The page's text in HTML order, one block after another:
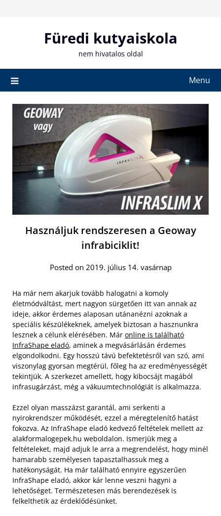
Füredi kutyaiskola
nem hivatalos oldal
Menu
Használjuk rendszeresen a Geoway
infrabiciklit!
Posted on 2019. július 14. vasárnap
Ha már nem akarjuk tovább halogatni a komoly
életmódváltást, mert nagyon sürgetően itt van annak az
ideje, akkor érdemes alaposan utánanézni azoknak a
speciális készülékeknek, amelyek biztosan a hasznunkra
lesznek a célunk elérésében. Már online is található
InfraShape eladó, aminek a megvásárlásán érdemes
elgondolkodni. Egy hosszú távú befektetésről van szó, ami
viszonylag gyorsan megtérül, főleg ha az eredményességét
tekintjük. A szerkezet amellett, hogy kibocsájt magából
infrasugárzást, még a vákuumtechnológiát is alkalmazza.
Ezzel olyan masszázst garantál, ami serkenti a
nyirokrendszer működését, ezzel a méregtelenítő hatást
fokozva. Az InfraShape eladó kedvező feltételek mellett az
alakformalogepek.hu weboldalon. Ismerjük meg a
feltételeket, majd adjuk le arra a megrendelést, hogy minél
hamarabb személyesen tapasztalhassuk meg a
hatékonyságát. Ha már található ennyire egyszerűen
InfraShape eladó, akkor kár lenne veszni hagyni a
lehetőséget. Természetesen más berendezések is
felkelthetik az érdeklődésünket.